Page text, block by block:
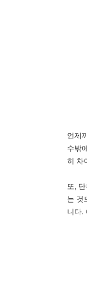
언제
수밖
히 차
또,
는 것
니다.